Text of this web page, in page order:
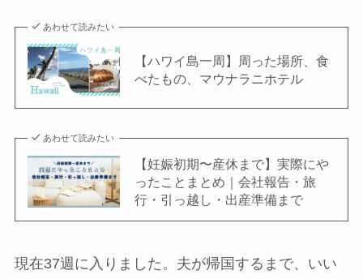
あわせて読みたい
【ハワイ島一周】周った場所、食
べたもの、マウナラニホテル
あわせて読みたい
【妊娠初期〜産休まで】実際にや
ったことまとめ｜会社報告・旅
行・引っ越し・出産準備まで
現在37週に入りました。夫が帰国するまで、いい